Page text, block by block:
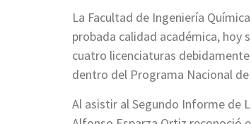
La Facultad de Ingeniería
probada calidad académica, hoy
cuatro licenciaturas
dentro del Programa Nacional
Al asistir al Segundo Informe de